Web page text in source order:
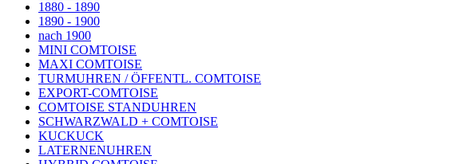
1880 - 1890
1890 - 1900
nach 1900
MINI COMTOISE
MAXI COMTOISE
TURMUHREN / ÖFFENTL. COMTOISE
EXPORT-COMTOISE
COMTOISE STANDUHREN
SCHWARZWALD + COMTOISE
KUCKUCK
LATERNENUHREN